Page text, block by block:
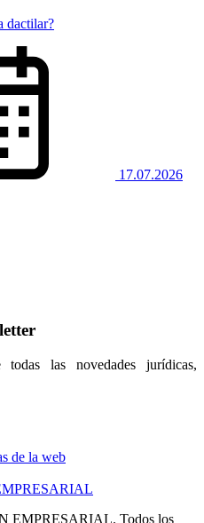
dactilar?
17.07.2026
las novedades jurídicas,
de la web
EMPRESARIAL. Todos los